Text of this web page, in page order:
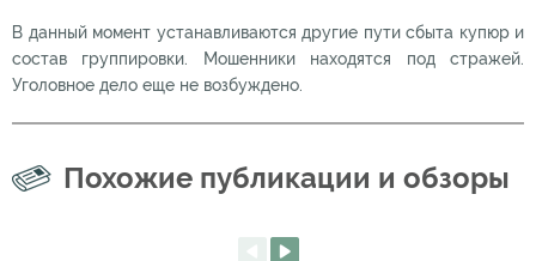
В данный момент устанавливаются другие пути сбыта купюр и
состав группировки. Мошенники находятся под стражей.
Уголовное дело еще не возбуждено.
Похожие публикации и обзоры